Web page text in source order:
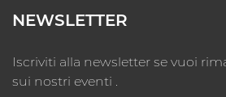
NEWSLETTER
Iscriviti alla newsletter se vuoi
sui nostri eventi .